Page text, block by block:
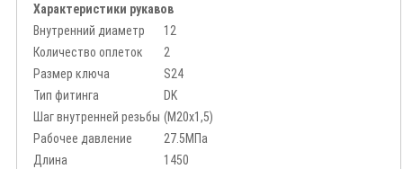
Характеристики рукавов
Внутренний диаметр
12
Количество оплеток
2
Размер ключа
S24
Тип фитинга
DK
Шаг внутренней резьбы (М20х1,5)
Рабочее давление
27.5МПа
Длина
1450